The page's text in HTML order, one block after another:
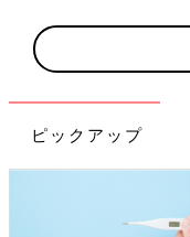
ピックアップ